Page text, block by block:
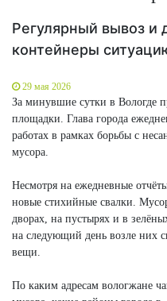
Регулярный вывоз и
контейнеры
29 мая 2026
За минувшие сутки в Вологде
площадки. Глава города
работах в рамках борьбы с
мусора.
Несмотря на ежедневные
новые стихийные свалки.
дворах, на пустырях и в
на следующий день возле них
вещи.
По каким адресам вологжане